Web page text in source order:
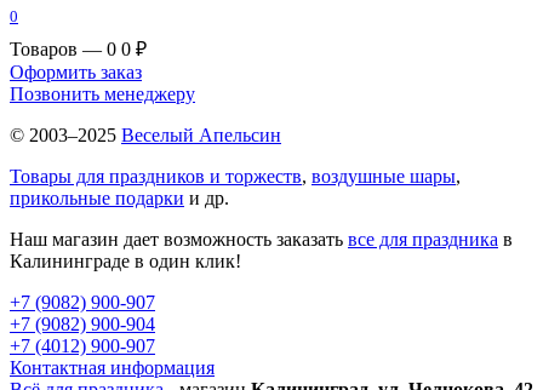
0
Товаров — 0 0 ₽
Оформить заказ
Позвонить менеджеру
© 2003–2025 Веселый Апельсин
Товары для праздников и торжеств, воздушные шары,
прикольные подарки и др.
Наш магазин дает возможность заказать все для праздника в
Калининграде в один клик!
+7 (9082) 900-907
+7 (9082) 900-904
+7 (4012) 900-907
Контактная информация